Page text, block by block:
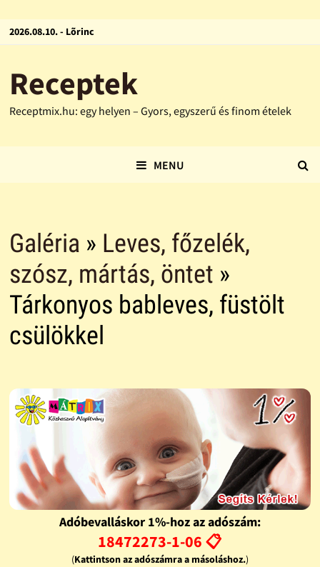
2026.08.10. - Lõrinc
Receptek
Receptmix.hu: egy helyen – Gyors, egyszerű és finom ételek
MENU
Galéria » Leves, főzelék,
szósz, mártás, öntet »
Tárkonyos bableves, füstölt
csülökkel
Adóbevalláskor 1%-hoz az adószám:
18472273-1-06 📋
(Kattintson az adószámra a másoláshoz.)